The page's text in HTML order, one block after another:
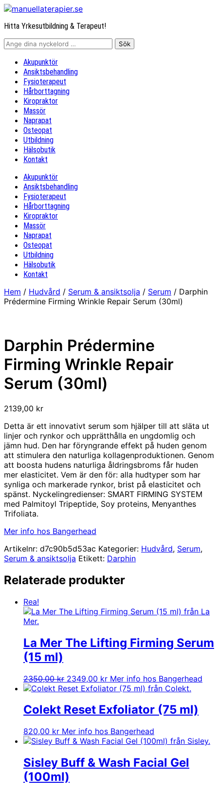
Hitta Yrkesutbildning & Terapeut!
Akupunktör
Ansiktsbehandling
Fysioterapeut
Hårborttagning
Kiropraktor
Massör
Naprapat
Osteopat
Utbildning
Hälsobutik
Kontakt
Akupunktör
Ansiktsbehandling
Fysioterapeut
Hårborttagning
Kiropraktor
Massör
Naprapat
Osteopat
Utbildning
Hälsobutik
Kontakt
Hem / Hudvård / Serum & ansiktsolja / Serum / Darphin
Prédermine Firming Wrinkle Repair Serum (30ml)
Darphin Prédermine
Firming Wrinkle Repair
Serum (30ml)
2139,00 kr
Detta är ett innovativt serum som hjälper till att släta ut
linjer och rynkor och upprätthålla en ungdomlig och
jämn hud. Den har föryngrande effekt på huden genom
att stimulera den naturliga kollagenproduktionen. Genom
att boosta hudens naturliga åldringsbroms får huden
mer elasticitet. Vem är den för: alla hudtyper som har
synliga och markerade rynkor, brist på elasticitet och
spänst. Nyckelingredienser: SMART FIRMING SYSTEM
med Palmitoyl Tripeptide, Soy proteins, Menyanthes
Trifoliata.
Mer info hos Bangerhead
Artikelnr: d7c90b5d53ac Kategorier: Hudvård, Serum,
Serum & ansiktsolja Etikett: Darphin
Relaterade produkter
Rea!
La Mer The Lifting Firming Serum
(15 ml)
2350,00kr Det
ursprungliga
var:
2350,00 kr.
2349,00 krDet
nuvarande
är:
2349,00 kr.
Mer info hos Bangerhead
Colekt Reset Exfoliator (75 ml)
820,00 kr Mer info hos Bangerhead
Sisley Buff & Wash Facial Gel
(100ml)